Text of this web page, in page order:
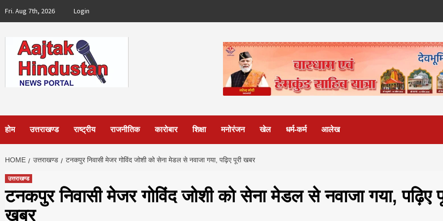
Fri. Aug 7th, 2026 Login
होम उत्तराखण्ड राष्ट्रीय राजनीतिक कारोबार शिक्षा मनोरंजन खेल धर्म-कर्म आलेख
HOME उत्तराखण्ड टनकपुर निवासी मेजर गोविंद जोशी को सेना मेडल से नवाजा गया, पढ़िए पूरी खबर
उत्तराखण्ड
टनकपुर निवासी मेजर गोविंद जोशी को सेना मेडल से नवाजा गया, पढ़िए
खबर